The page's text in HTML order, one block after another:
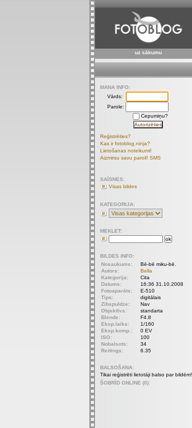
uz sākumu
MANA INFO:
Vārds:
Parole:
Cepumiņu?
Reģistrēties?
Kas ir fotoblog.ninja?
Lietošanas noteikumi!
Aizmirsu savu paroli! SMS
SAĪSNES:
Visas bildes
KATEGORIJA:
MEKLET:
BILDES INFO:
Nosaukums:
Bē-bē miku-bē.
Autors:
Bella
Kategorija:
Cita
Datums:
16:36 31.10.2008
Fotoaparāts:
E-510
Tips:
digitālais
Zibspuldze:
Nav
Objektīvs:
standarta
Blende:
F4.8
Eksp.laiks:
1/160
Eksp.komp.:
0 EV
ISO:
100
Nobalsots:
34
Reitings:
6.35
BALSOŠANA:
Tikai reģistrēti lietotāji balso par bildēm!
ŠOBRĪD ONLINE (0):